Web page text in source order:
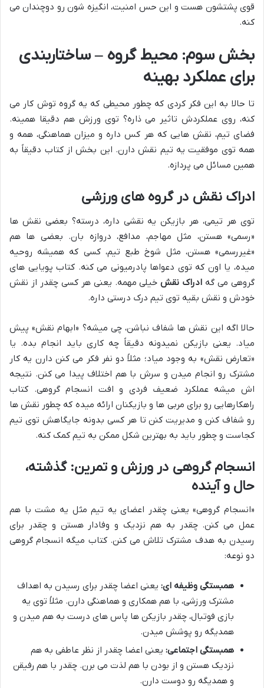
قوی پشتشون هست و این حس امنیت، انگیزه شون رو دوچندان می
کنه.
بخش سوم: محیط گروه – ساختاربندی
برای عملکرد بهینه
تا حالا به این فکر کردی که چطور محیطی که یه گروه توش کار می
کنه، روی عملکردش تاثیر می ذاره؟ توی ورزش هم دقیقا همینه.
فضای تیم، نقش هایی که هر کس داره و میزان هماهنگی، همه و
همه توی موفقیت یه تیم نقش دارن. این بخش از کتاب دقیقاً به
همین مسائل می پردازه.
ادراک نقش در گروه های ورزشی
توی هر تیمی، هر بازیکن یه نقشی داره، درسته؟ بعضی نقش ها
«رسمی» هستن، مثل مهاجم، مدافع، دروازه بان. بعضی ها هم
«غیررسمی» هستن، مثل شوخ طبع تیم، کسی که همیشه روحیه
میده، یا اون که توی دعواها پادرمیونی می کنه. کتاب پویایی های
گروهی می گه ادراک نقشخیلی مهمه. یعنی هر کسی چقدر از نقش
خودش و نقش بقیه توی تیم درک درستی داره.
حالا اگه این نقش ها شفاف نباشن، چی میشه؟ «ابهام نقش» پیش
میاد. یعنی بازیکن نمیدونه دقیقاً چه کاری باید انجام بده. یا
«تعارض نقش» به وجود میاد؛ مثلاً دو نفر فکر می کنن دارن یه کار
مشترک رو انجام میدن و سرش با هم اختلاف پیدا می کنن. نتیجه
اش میشه عملکرد ضعیف فردی و افت انسجام گروهی. کتاب
راهکارهایی رو برای مربی ها و بازیکنان ارائه میده که چطور نقش ها
رو شفاف کنن و مدیریت کنن تا هر کسی بدونه جایگاهش توی تیم
کجاست و چطور باید به بهترین شکل ممکن به تیم کمک کنه.
انسجام گروهی در ورزش و تمرین: گذشته،
حال و آینده
«انسجام گروهی» یعنی چقدر اعضای یه تیم مثل یه مشت با هم
عمل می کنن. چقدر به هم نزدیک و وفادار هستن و چقدر برای
رسیدن به هدف مشترک تلاش می کنن. کتاب میگه انسجام گروهی
دو نوعه:
همبستگی وظیفه ای: یعنی اعضا چقدر برای رسیدن به اهداف
مشترک ورزشی، با هم همکاری و هماهنگی دارن. مثلاً توی یه
بازی فوتبال، چقدر بازیکن ها پاس های درست به هم میدن و
همدیگه رو پوشش میدن.
همبستگی اجتماعی: یعنی اعضا چقدر از نظر عاطفی به هم
نزدیک هستن و از بودن با هم لذت می برن. چقدر با هم رفیقن
و همدیگه رو دوست دارن.